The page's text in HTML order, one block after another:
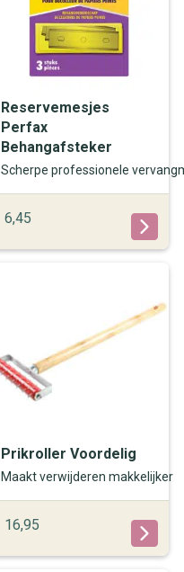
Reservemesjes
Perfax
Behangafsteker
Scherpe professionele
6,45
Prikroller Voordelig
Maakt verwijderen makkelijker
16,95